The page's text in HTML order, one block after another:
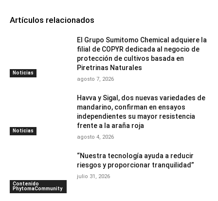
Artículos relacionados
Noticias
El Grupo Sumitomo Chemical adquiere la
filial de COPYR dedicada al negocio de
protección de cultivos basada en
Piretrinas Naturales
agosto 7, 2026
Noticias
Havva y Sigal, dos nuevas variedades de
mandarino, confirman en ensayos
independientes su mayor resistencia
frente a la araña roja
agosto 4, 2026
Contenido
PhytomaCommunity
“Nuestra tecnología ayuda a reducir
riesgos y proporcionar tranquilidad”
julio 31, 2026